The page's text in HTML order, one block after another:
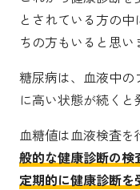
とされている方の
ちの方もいると思い
糖尿病は、血液中
に高い状態が続くと
血糖値は血液検査を
般的な健康診断の検
定期的に健康診断